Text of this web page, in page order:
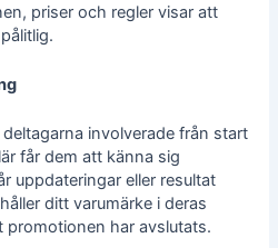
priser och regler visar att
involverade från start
får dem att känna sig
uppdateringar eller resultat
ditt varumärke i deras
promotionen har avslutats.